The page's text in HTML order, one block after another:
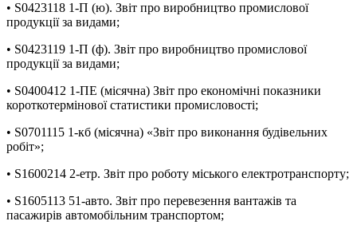
• S0423118 1-П (ю). Звіт про виробництво промислової
продукції за видами;
• S0423119 1-П (ф). Звіт про виробництво промислової
продукції за видами;
• S0400412 1-ПЕ (місячна) Звіт про економічні показники
короткотермінової статистики промисловості;
• S0701115 1-кб (місячна) «Звіт про виконання будівельних
робіт»;
• S1600214 2-етр. Звіт про роботу міського електротранспорту;
• S1605113 51-авто. Звіт про перевезення вантажів та
пасажирів автомобільним транспортом;